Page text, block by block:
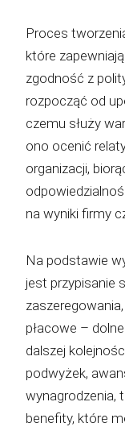
Proces
które
zgodność z
rozpocząć od
czemu służy
ono ocenić
organizacji,
na wyniki firmy
Na podstawie
jest przypisanie
płacowe –
dalszej
podwyżek,
wynagrodzenia,
benefity, które